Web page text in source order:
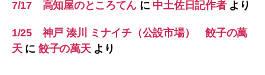
7/17 高知屋のところてん に 中土佐日記作者より
1/25 神戸 湊川 ミナイチ（公設市場） 餃子の萬
天に 餃子の萬天より